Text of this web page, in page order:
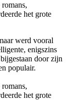
het grote
werd vooral
enigszins
door zijn
populair.
het grote